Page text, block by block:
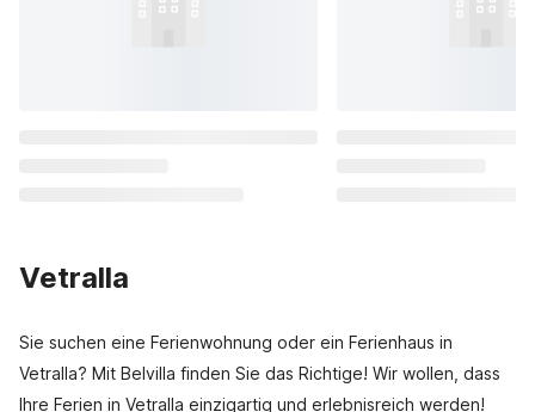
Vetralla
Sie suchen eine Ferienwohnung oder ein Ferienhaus in
Vetralla? Mit Belvilla finden Sie das Richtige! Wir wollen, dass
Ihre Ferien in Vetralla einzigartig und erlebnisreich werden!